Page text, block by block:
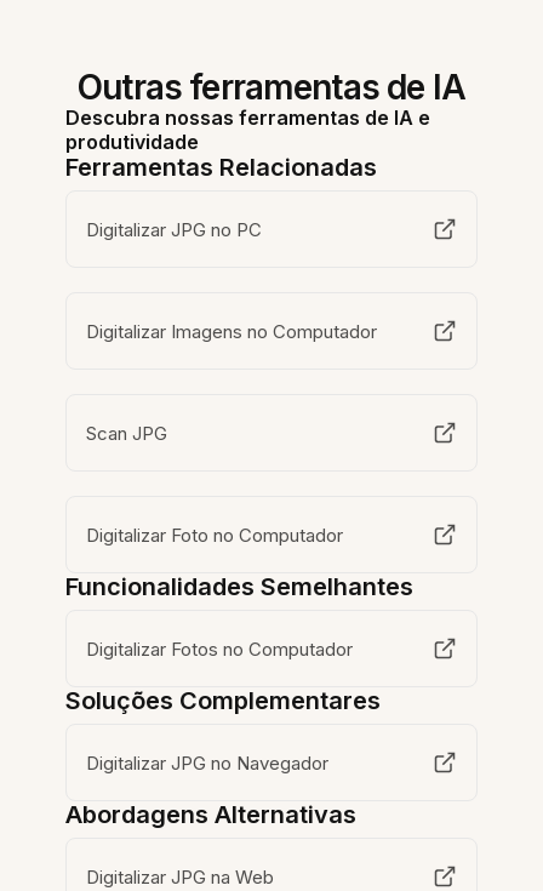
Outras ferramentas de IA
Descubra nossas ferramentas de IA e
produtividade
Ferramentas Relacionadas
Digitalizar JPG no PC
Digitalizar Imagens no Computador
Scan JPG
Digitalizar Foto no Computador
Funcionalidades Semelhantes
Digitalizar Fotos no Computador
Soluções Complementares
Digitalizar JPG no Navegador
Abordagens Alternativas
Digitalizar JPG na Web